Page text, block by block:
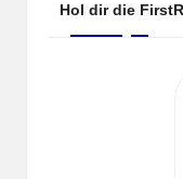
Hol dir die